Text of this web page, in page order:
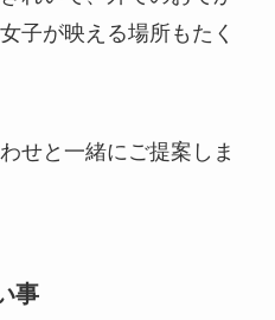
子が映える場所もたく
せと一緒にご提案しま
事